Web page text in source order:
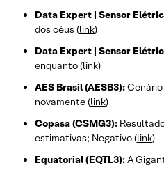
Data Expert | Sensor
dos céus (link)
Data Expert | Sensor
enquanto (link)
AES Brasil (AESB3):
novamente (link)
Copasa (CSMG3):
estimativas; Negativo (link)
Equatorial (EQTL3):A